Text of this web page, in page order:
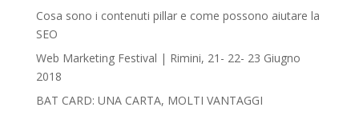
Cosa sono i contenuti pillar e come possono aiutare la
SEO
Web Marketing Festival | Rimini, 21- 22- 23 Giugno
2018‎
BAT CARD: UNA CARTA, MOLTI VANTAGGI